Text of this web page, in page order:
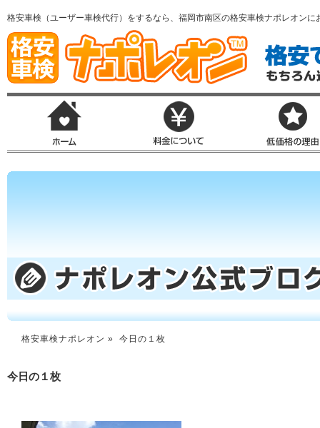
格安車検（ユーザー車検代行）をするなら、福岡市南区の格安車検ナポレオンに
格安車検ナポレオン » 今日の１枚
今日の１枚